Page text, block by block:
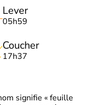
Lever
05h59
Coucher
17h37
signifie « feuille